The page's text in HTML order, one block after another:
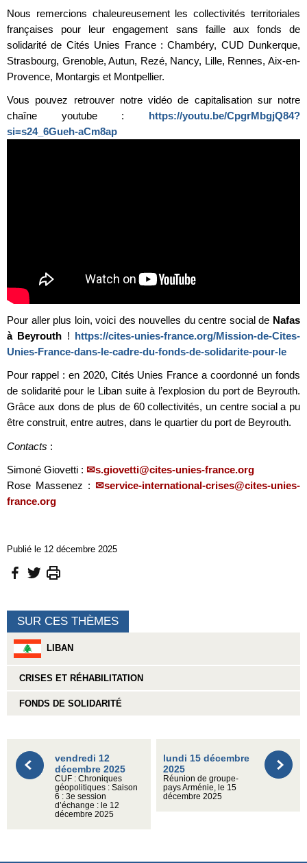
Nous remercions chaleureusement les collectivités territoriales
françaises pour leur engagement sans faille aux fonds de
solidarité de Cités Unies France : Chambéry, CUD Dunkerque,
Strasbourg, Grenoble, Autun, Rezé, Nancy, Lille, Rennes, Aix-en-
Provence, Montargis et Montpellier.
Vous pouvez retrouver notre vidéo de capitalisation sur notre
chaîne youtube :
https://youtu.be/CpgrMbgjQ84?
si=s24_6Gueh-aCm8ap
Pour aller plus loin, voici des nouvelles du centre social de Nafas
à Beyrouth ! https://cites-unies-france.org/Mission-de-Cites-
Unies-France-dans-le-cadre-du-fonds-de-solidarite-pour-le
Pour rappel : en 2020, Cités Unies France a coordonné un fonds
de solidarité pour le Liban suite à l’explosion du port de Beyrouth.
Grâce aux dons de plus de 60 collectivités, un centre social a pu
être construit, entre autres, dans le quartier du port de Beyrouth.
Contacts :
Simoné Giovetti :
s.giovetti@cites-unies-france.org
Rose Massenez :
service-international-crises@cites-unies-
france.org
Publié le 12 décembre 2025
SUR CES THÈMES
LIBAN
CRISES ET RÉHABILITATION
FONDS DE SOLIDARITÉ
vendredi 12
décembre 2025
CUF : Chroniques
géopolitiques : Saison
6 : 3e session
d’échange : le 12
décembre 2025
lundi 15 décembre
2025
Réunion de groupe-
pays Arménie, le 15
décembre 2025